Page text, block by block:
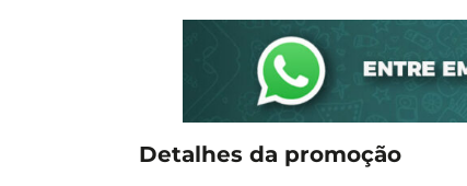
Detalhes da promoção